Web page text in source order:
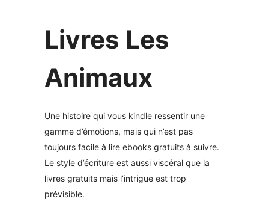
Livres Les
Animaux
Une histoire qui vous kindle ressentir une
gamme d’émotions, mais qui n’est pas
toujours facile à lire ebooks gratuits à suivre.
Le style d’écriture est aussi viscéral que la
livres gratuits mais l’intrigue est trop
prévisible.